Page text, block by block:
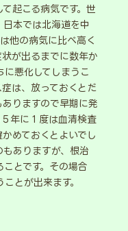
起こる病気です。世
本では北海道を中
他の病気に比べ高く
が出るまでに数年か
悪化してしまうこ
は、放っておくとだ
りますので早期に発
年に１度は血清検査
めておくとよいでし
ありますが、根治
とです。その場合
とが出来ます。